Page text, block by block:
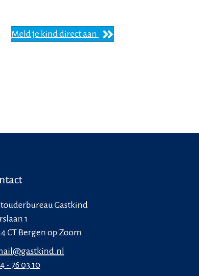
Meld je kind direct aan
Gastkind
1
CT Bergen op Zoom
- 76 03 10